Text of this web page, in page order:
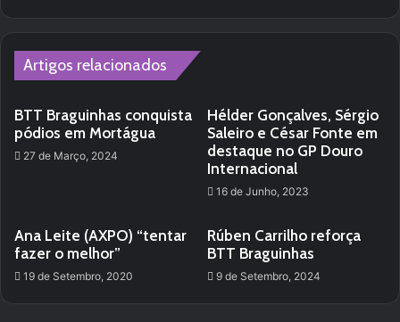
Artigos relacionados
BTT Braguinhas conquista
pódios em Mortágua
27 de Março, 2024
Hélder Gonçalves, Sérgio
Saleiro e César Fonte em
destaque no GP Douro
Internacional
16 de Junho, 2023
Ana Leite (AXPO) “tentar
fazer o melhor”
19 de Setembro, 2020
Rúben Carrilho reforça
BTT Braguinhas
9 de Setembro, 2024